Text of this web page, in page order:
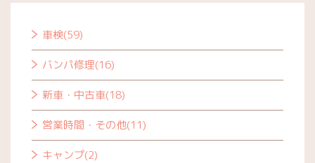
車検(59)
バンパ修理(16)
新車・中古車(18)
営業時間・その他(11)
キャンプ(2)